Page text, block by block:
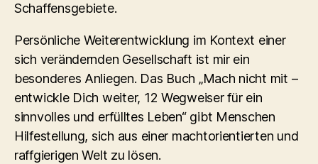
Schaffensgebiete.
Persönliche Weiterentwicklung im Kontext einer
sich verändernden Gesellschaft ist mir ein
besonderes Anliegen. Das Buch „Mach nicht mit –
entwickle Dich weiter, 12 Wegweiser für ein
sinnvolles und erfülltes Leben“ gibt Menschen
Hilfestellung, sich aus einer machtorientierten und
raffgierigen Welt zu lösen.